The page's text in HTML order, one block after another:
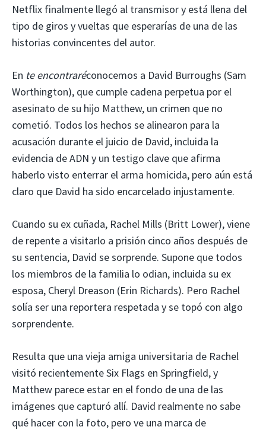
Netflix finalmente llegó al transmisor y está llena del
tipo de giros y vueltas que esperarías de una de las
historias convincentes del autor.
En te encontraréconocemos a David Burroughs (Sam
Worthington), que cumple cadena perpetua por el
asesinato de su hijo Matthew, un crimen que no
cometió. Todos los hechos se alinearon para la
acusación durante el juicio de David, incluida la
evidencia de ADN y un testigo clave que afirma
haberlo visto enterrar el arma homicida, pero aún está
claro que David ha sido encarcelado injustamente.
Cuando su ex cuñada, Rachel Mills (Britt Lower), viene
de repente a visitarlo a prisión cinco años después de
su sentencia, David se sorprende. Supone que todos
los miembros de la familia lo odian, incluida su ex
esposa, Cheryl Dreason (Erin Richards). Pero Rachel
solía ser una reportera respetada y se topó con algo
sorprendente.
Resulta que una vieja amiga universitaria de Rachel
visitó recientemente Six Flags en Springfield, y
Matthew parece estar en el fondo de una de las
imágenes que capturó allí. David realmente no sabe
qué hacer con la foto, pero ve una marca de